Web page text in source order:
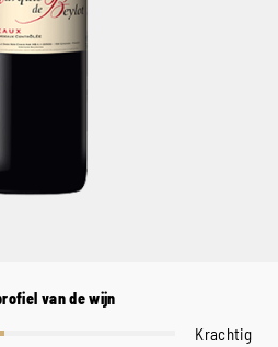
van de wijn
Krachtig